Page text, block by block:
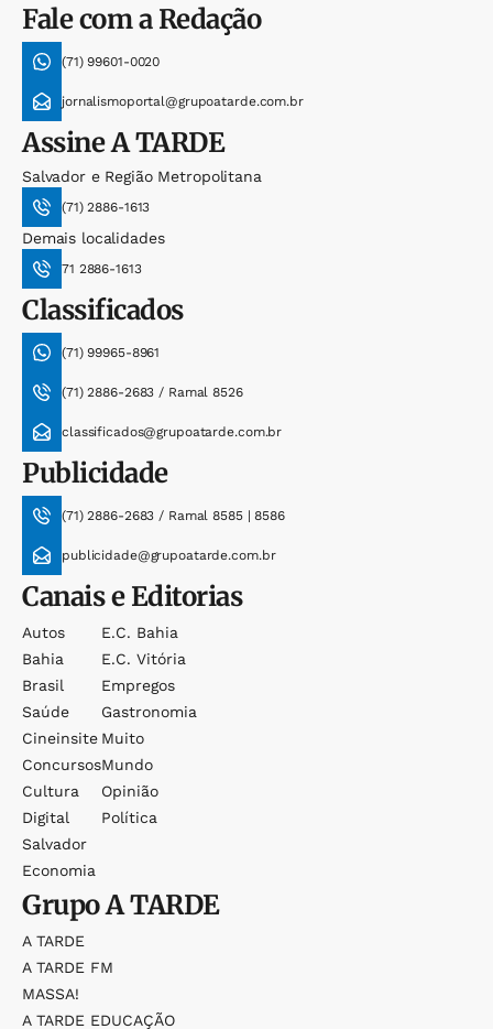
Fale com a Redação
(71) 99601-0020
jornalismoportal@grupoatarde.com.br
AssineA TARDE
Salvador e Região Metropolitana
(71) 2886-1613
Demais localidades
71 2886-1613
Classificados
(71) 99965-8961
(71) 2886-2683 / Ramal 8526
classificados@grupoatarde.com.br
Publicidade
(71) 2886-2683 / Ramal 8585 | 8586
publicidade@grupoatarde.com.br
Canais e Editorias
Autos
Bahia
Brasil
Saúde
Cineinsite
Concursos
Cultura
Digital
Salvador
Economia
E.c. Bahia
E.c. Vitória
Empregos
Gastronomia
Muito
Mundo
Opinião
Política
GrupoA TARDE
A TARDE
A TARDE FM
MASSA!
A TARDE EDUCAÇÃO